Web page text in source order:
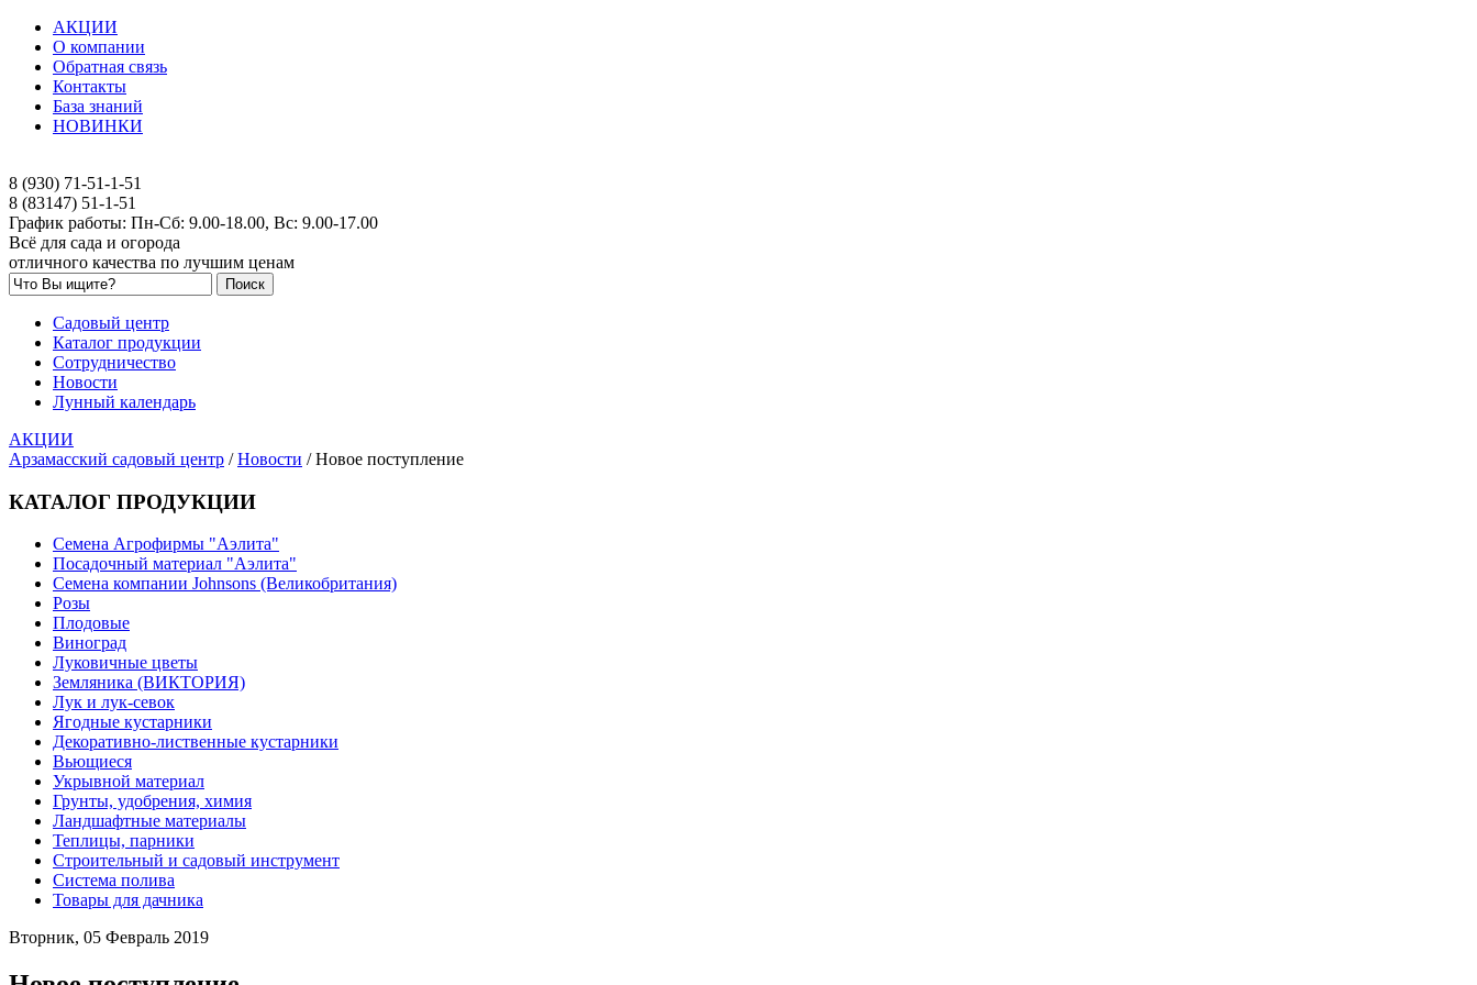
АКЦИИ
О компании
Обратная связь
Контакты
База знаний
НОВИНКИ
8 (930) 71-51-1-51
8 (83147) 51-1-51
График работы: Пн-Сб: 9.00-18.00, Вс: 9.00-17.00
Всё для сада и огорода
отличного качества по лучшим ценам
Садовый центр
Каталог продукции
Сотрудничество
Новости
Лунный календарь
АКЦИИ
Арзамасский садовый центр /Новости /Новое поступление
КАТАЛОГ ПРОДУКЦИИ
Семена Агрофирмы "Аэлита"
Посадочный материал "Аэлита"
Семена компании Johnsons (Великобритания)
Розы
Плодовые
Виноград
Луковичные цветы
Земляника (ВИКТОРИЯ)
Лук и лук-севок
Ягодные кустарники
Декоративно-лиственные кустарники
Вьющиеся
Укрывной материал
Грунты, удобрения, химия
Ландшафтные материалы
Теплицы, парники
Строительный и садовый инструмент
Система полива
Товары для дачника
Вторник, 05 Февраль 2019